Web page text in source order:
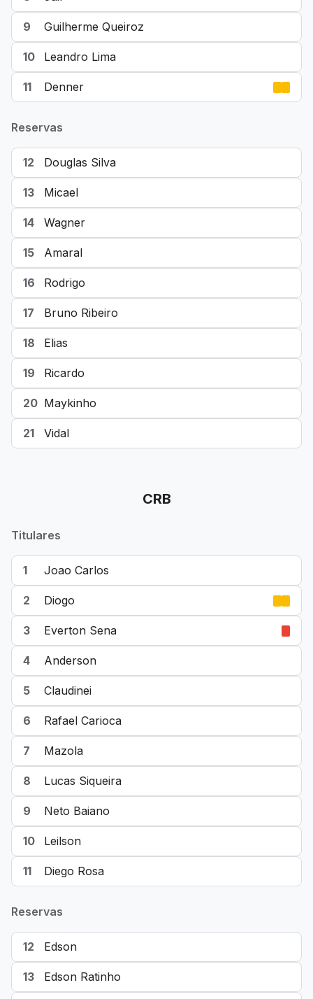
9 Guilherme Queiroz
10 Leandro Lima
11 Denner
Reservas
12 Douglas Silva
13 Micael
14 Wagner
15 Amaral
16 Rodrigo
17 Bruno Ribeiro
18 Elias
19 Ricardo
20 Maykinho
21 Vidal
CRB
Titulares
1 Joao Carlos
2 Diogo
3 Everton Sena
4 Anderson
5 Claudinei
6 Rafael Carioca
7 Mazola
8 Lucas Siqueira
9 Neto Baiano
10 Leilson
11 Diego Rosa
Reservas
12 Edson
13 Edson Ratinho